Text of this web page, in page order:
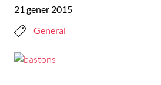
21 gener 2015
General